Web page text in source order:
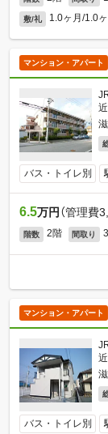
敷/礼 1.0ヶ月/1.0ヶ
マンション・アパート
バス・トイレ別
6.5万円 （管理費
階数 2階 間取り
マンション・アパート
バス・トイレ別